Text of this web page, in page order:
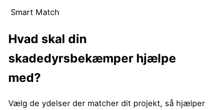
Smart Match
Hvad skal din
skadedyrsbekæmper hjælpe
med?
Vælg de ydelser der matcher dit projekt, så hjælper